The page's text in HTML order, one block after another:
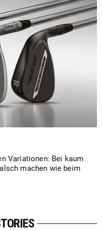
Variationen: Bei kaum
machen wie beim